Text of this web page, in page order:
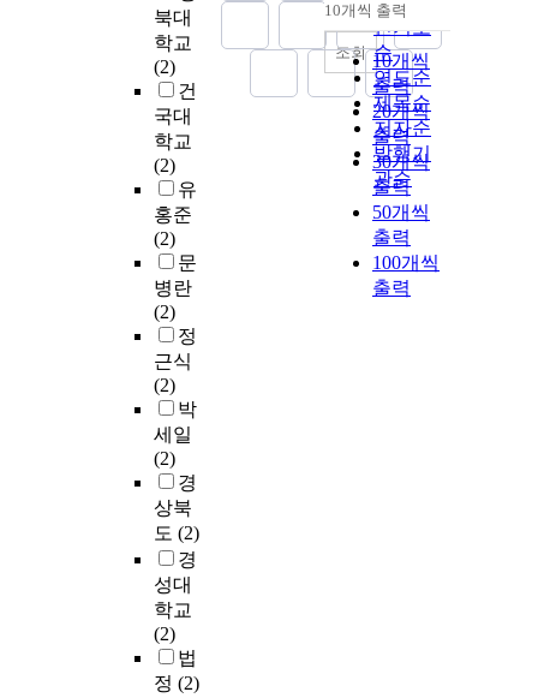
북대
학교
(2)
건
국대
학교
(2)
유
홍준
(2)
문
병란
(2)
정
근식
(2)
박
세일
(2)
경
상북
도 (2)
경
성대
학교
(2)
법
정 (2)
인기도
순
연도순
제목순
저자순
발행기
관순
내림차순
10개씩 출력
10개씩
출력
20개씩
출력
30개씩
출력
50개씩
출력
100개씩
출력
조회